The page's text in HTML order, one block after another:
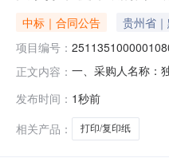
中标｜合同公告 贵州省
项目编号：
正文内容： 一、采购人名称：
5.00482402天章
发布时间： 1秒前
相关产品：
打印/复印纸